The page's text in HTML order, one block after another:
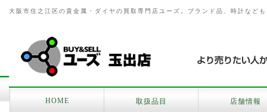
大阪市住之江区の貴金属・ダイヤの買取専門店ユーズ。ブランド品、時計など
HOME 取扱品目 店舗情報